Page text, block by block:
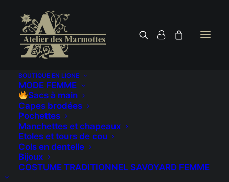
BOUTIQUE EN LIGNE
MODE FEMME
Sacs à main
Capes brodées
Pochettes
Manchettes et chapeaux
Etoles et tours de cou
Cols en dentelle
Bijoux
COSTUME TRADITIONNEL SAVOYARD FEMME
Marmottes